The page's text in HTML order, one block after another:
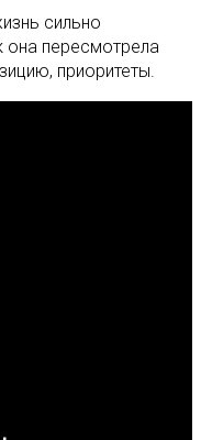
сильно
она пересмотрела
приоритеты.